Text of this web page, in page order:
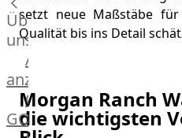
Über
uns
Alle
anzeigen
OTTO
GOURMET
setzt neue Maßstäbe für
Qualität bis ins Detail
Morgan Ranch
die wichtigsten